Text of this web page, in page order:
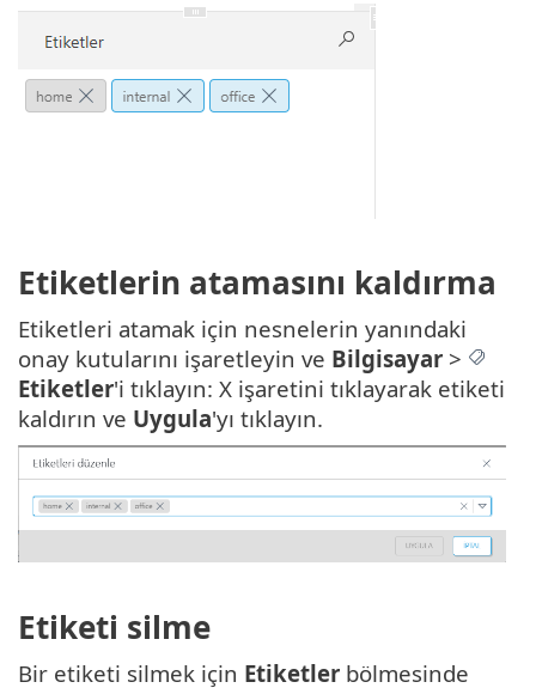
Etiketlerin atamasını kaldırma
Etiketleri atamak için nesnelerin yanındaki
onay kutularını işaretleyin ve Bilgisayar >
Etiketler'i tıklayın: X işaretini tıklayarak etiketi
kaldırın ve Uygula'yı tıklayın.
Etiketi silme
Bir etiketi silmek için Etiketler bölmesinde